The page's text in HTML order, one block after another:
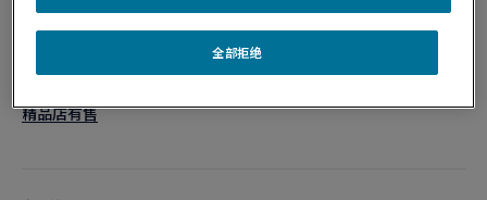
作品编号
精品店有售
全部拒绝